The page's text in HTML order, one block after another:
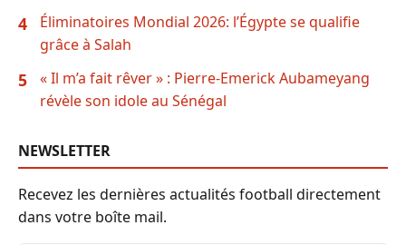
4
Éliminatoires Mondial 2026: l’Égypte se qualifie
grâce à Salah
5
« Il m’a fait rêver » : Pierre-Emerick Aubameyang
révèle son idole au Sénégal
NEWSLETTER
Recevez les dernières actualités football directement
dans votre boîte mail.